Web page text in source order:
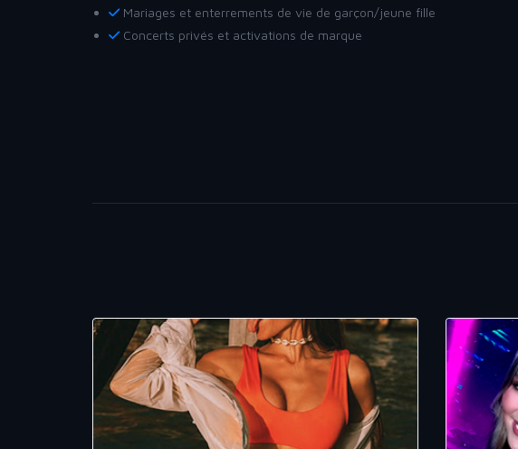
Mariages et enterrements de vie de garçon/jeune fille
Concerts privés et activations de marque